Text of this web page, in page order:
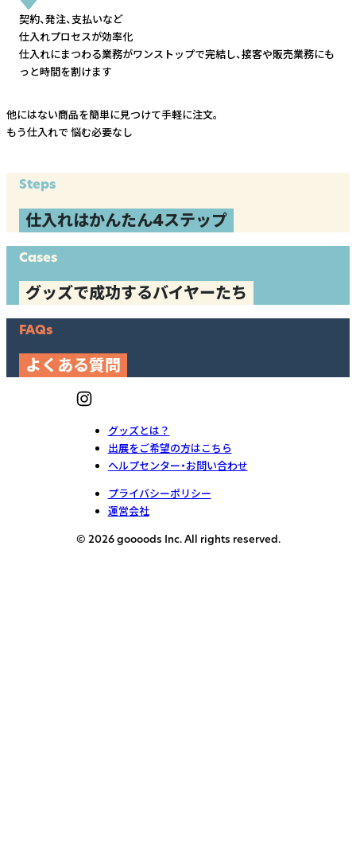
契約、発注、支払いなど
仕入れプロセスが効率化
仕入れにまつわる業務がワンストップで完結し、接客や販売業務にも
っと時間を割けます
他にはない商品を簡単に見つけて手軽に注文。
もう仕入れで 悩む必要なし
Steps
仕入れはかんたん4ステップ
Cases
グッズで成功するバイヤーたち
FAQs
よくある質問
グッズとは？
出展をご希望の方はこちら
ヘルプセンター・お問い合わせ
プライバシーポリシー
運営会社
© 2026 goooods Inc. All rights reserved.